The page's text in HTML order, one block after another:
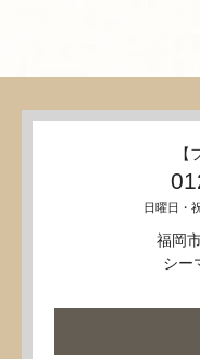
【
日曜日・祝
福岡
シー